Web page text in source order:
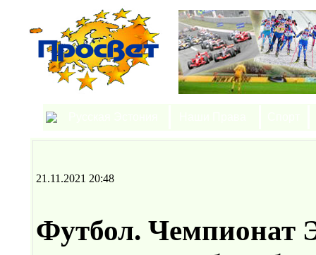
21.11.2021 20:48
Футбол. Чемпионат